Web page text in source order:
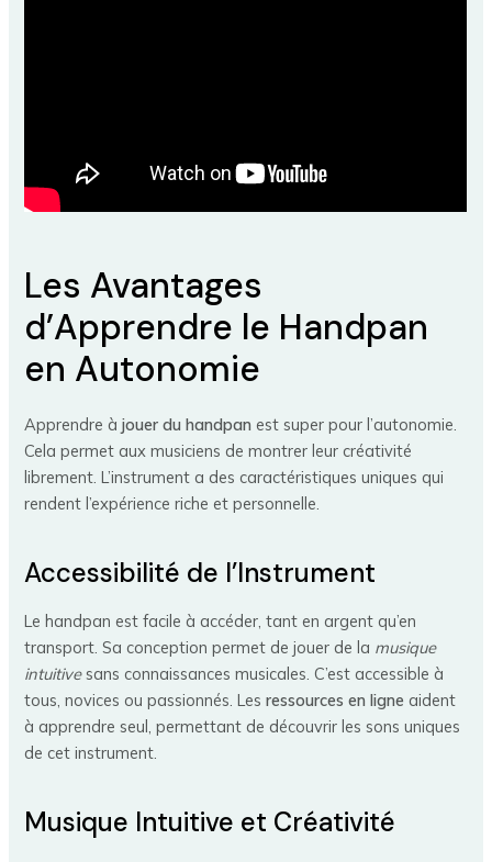
Les Avantages
d’Apprendre le Handpan
en Autonomie
Apprendre àjouer du handpan est super pour l’autonomie.
Cela permet aux musiciens de montrer leur créativité
librement. L’instrument a des caractéristiques uniques qui
rendent l’expérience riche et personnelle.
Accessibilité de l’Instrument
Le handpan est facile à accéder, tant en argent qu’en
transport. Sa conception permet de jouer de la musique
intuitivesans connaissances musicales. C’est accessible à
tous, novices ou passionnés. Lesressources en ligne aident
à apprendre seul, permettant de découvrir les sons uniques
de cet instrument.
Musique Intuitive et Créativité